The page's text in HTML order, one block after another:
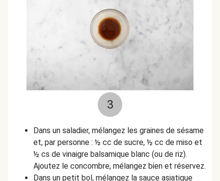
3
Dans un saladier, mélangez les graines de sésame
et, par personne : ½ cc de sucre, ½ cc de miso et
½ cs de vinaigre balsamique blanc (ou de riz).
Ajoutez le concombre, mélangez bien et réservez.
Dans un petit bol, mélangez la sauce asiatique